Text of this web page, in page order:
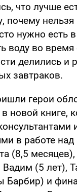
что лучше
почему
нужно есть
воду во время
делились и
завтраков.
герои
новой книге,
в работе над
(8,5
(5 лет),
и